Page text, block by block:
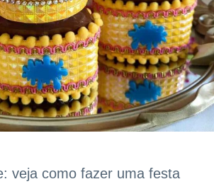
veja como fazer uma festa